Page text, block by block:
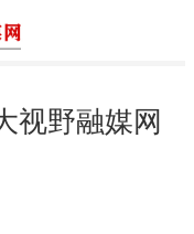
视野融媒网